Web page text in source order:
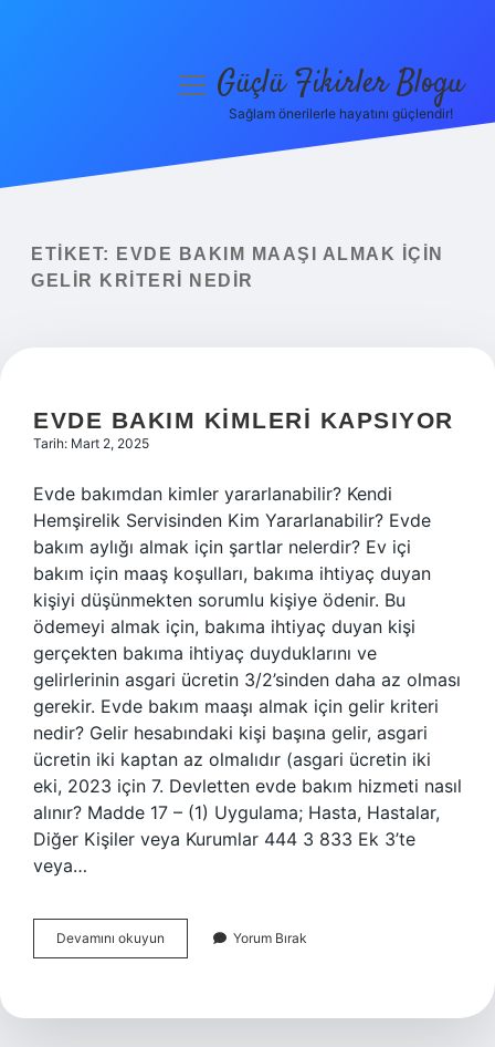
Yasal Uyarı
menüyüGüçlü Fikirler Blogu
Sağlam önerilerle hayatını güçlendir!
ETIKET:
EVDE BAKIM MAAŞI ALMAK IÇIN
GELIR KRITERI NEDIR
EVDE BAKIM KIMLERI KAPSIYOR
Tarih: Mart 2, 2025
Evde bakımdan kimler yararlanabilir? Kendi
Hemşirelik Servisinden Kim Yararlanabilir? Evde
bakım aylığı almak için şartlar nelerdir? Ev içi
bakım için maaş koşulları, bakıma ihtiyaç duyan
kişiyi düşünmekten sorumlu kişiye ödenir. Bu
ödemeyi almak için, bakıma ihtiyaç duyan kişi
gerçekten bakıma ihtiyaç duyduklarını ve
gelirlerinin asgari ücretin 3/2’sinden daha az olması
gerekir. Evde bakım maaşı almak için gelir kriteri
nedir? Gelir hesabındaki kişi başına gelir, asgari
ücretin iki kaptan az olmalıdır (asgari ücretin iki
eki, 2023 için 7. Devletten evde bakım hizmeti nasıl
alınır? Madde 17 – (1) Uygulama; Hasta, Hastalar,
Diğer Kişiler veya Kurumlar 444 3 833 Ek 3’te
veya…
Devamını okuyun
Bakım
Yorum Bırak